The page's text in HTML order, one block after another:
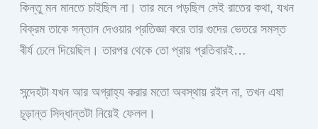
কিন্তু মন মানতে চাইছিল না। তার মনে পড়ছিল সেই রাতের কথা, যখন
বিক্রম তাকে সন্তান দেওয়ার প্রতিজ্ঞা করে তার গুদের ভেতরে সমস্ত
বীর্য ঢেলে দিয়েছিল। তারপর থেকে তো প্রায় প্রতিবারই…
সন্দেহটা যখন আর অগ্রাহ্য করার মতো অবস্থায় রইল না, তখন এষা
চূড়ান্ত সিদ্ধান্তটা নিয়েই ফেলল।